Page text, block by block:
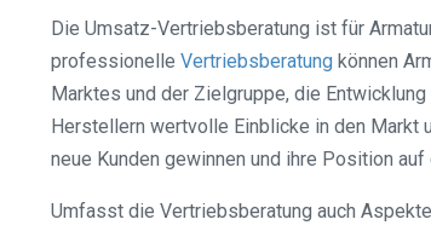
Die Umsatz-Vertriebsberatung ist für
professionelle Vertriebsberatung können
Marktes und der Zielgruppe, die
Herstellern wertvolle Einblicke in den Markt
neue Kunden gewinnen und ihre Position
Umfasst die Vertriebsberatung auch